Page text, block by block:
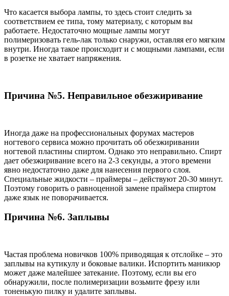
Что касается выбора лампы, то здесь стоит следить за
соответствием ее типа, тому материалу, с которым вы
работаете. Недостаточно мощные лампы могут
полимеризовать гель-лак только снаружи, оставляя его мягким
внутри. Иногда такое происходит и с мощными лампами, если
в розетке не хватает напряжения.
Причина №5. Неправильное обезжиривание
Иногда даже на профессиональных форумах мастеров
ногтевого сервиса можно прочитать об обезжиривании
ногтевой пластины спиртом. Однако это неправильно. Спирт
дает обезжиривание всего на 2-3 секунды, а этого времени
явно недостаточно даже для нанесения первого слоя.
Специальные жидкости – праймеры – действуют 20-30 минут.
Поэтому говорить о равноценной замене праймера спиртом
даже язык не поворачивается.
Причина №6. Заплывы
Частая проблема новичков 100% приводящая к отслойке – это
заплывы на кутикулу и боковые валики. Испортить маникюр
может даже малейшее затекание. Поэтому, если вы его
обнаружили, после полимеризации возьмите фрезу или
тоненькую пилку и удалите заплывы.